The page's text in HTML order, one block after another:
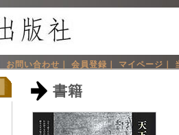
お問い合わせ｜ 会員登録｜ マイページ｜
書籍